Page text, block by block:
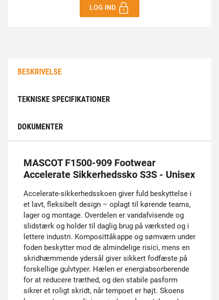
LOG IND
BESKRIVELSE
TEKNISKE SPECIFIKATIONER
DOKUMENTER
MASCOT F1500-909 Footwear
Accelerate Sikkerhedssko S3S - Unisex
Accelerate-sikkerhedsskoen giver fuld beskyttelse i
et lavt, fleksibelt design – oplagt til kørende teams,
lager og montage. Overdelen er vandafvisende og
slidstærk og holder til daglig brug på værksted og i
lettere industri. Komposittåkappe og sømværn under
foden beskytter mod de almindelige risici, mens en
skridhæmmende ydersål giver sikkert fodfæste på
forskellige gulvtyper. Hælen er energiabsorberende
for at reducere træthed, og den stabile pasform
sikrer et roligt skridt, når tempoet er højt. Skoens